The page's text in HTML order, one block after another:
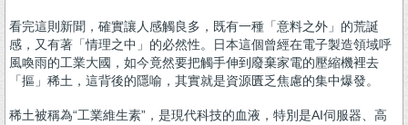
看完這則新聞，確實讓人感觸良多，既有一種「意料之外」的荒誕
感，又有著「情理之中」的必然性。日本這個曾經在電子製造領域呼
風喚雨的工業大國，如今竟然要把觸手伸到廢棄家電的壓縮機裡去
「摳」稀土，這背後的隱喻，其實就是資源匱乏焦慮的集中爆發。
稀土被稱為“工業維生素”，是現代科技的血液，特別是AI伺服器、高